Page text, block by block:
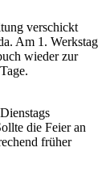
verschickt
Am 1. Werkstag
wieder zur
.
Dienstags
die Feier an
früher